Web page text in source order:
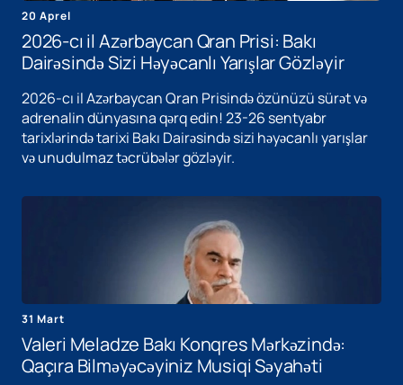
20 Aprel
2026-cı il Azərbaycan Qran Prisi: Bakı
Dairəsində Sizi Həyəcanlı Yarışlar Gözləyir
2026-cı il Azərbaycan Qran Prisində özünüzü sürət və
adrenalin dünyasına qərq edin! 23-26 sentyabr
tarixlərində tarixi Bakı Dairəsində sizi həyəcanlı yarışlar
və unudulmaz təcrübələr gözləyir.
31 Mart
Valeri Meladze Bakı Konqres Mərkəzində:
Qaçıra Bilməyəcəyiniz Musiqi Səyahəti